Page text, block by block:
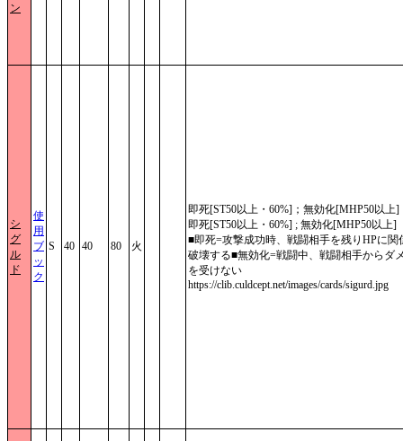
ン
シ
グ
ル
ド
使
用
ブ
ッ
ク
S 40 40 80 火
即死[ST50以上・60%]；無効化[MHP50以上]
即死[ST50以上・60%] ; 無効化[MHP50以上]
■即死=攻撃成功時、戦闘相手を残りHPに関
破壊する■無効化=戦闘中、戦闘相手からダ
を受けない
https://clib.culdcept.net/images/cards/sigurd.jpg